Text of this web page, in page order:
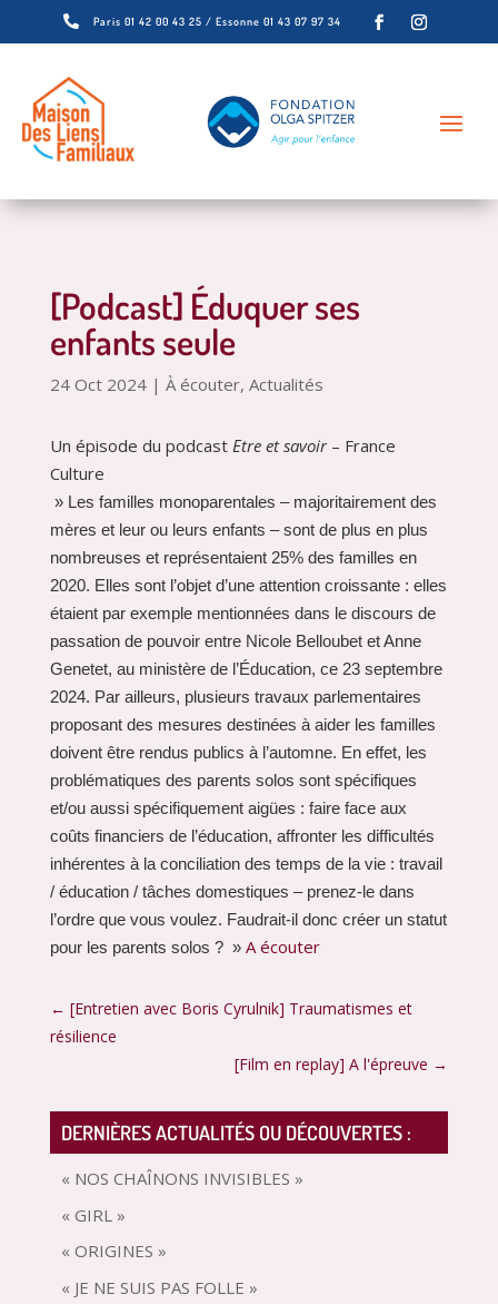
 Paris 01 42 00 43 25 / Essonne 01 43 07 97 34
[Podcast] Éduquer ses
enfants seule
24 Oct 2024| À écouter, Actualités
Un épisode du podcast Etre et savoir– France
Culture
» Les familles monoparentales – majoritairement des
mères et leur ou leurs enfants – sont de plus en plus
nombreuses et représentaient 25% des familles en
2020. Elles sont l’objet d’une attention croissante : elles
étaient par exemple mentionnées dans le discours de
passation de pouvoir entre Nicole Belloubet et Anne
Genetet, au ministère de l’Éducation, ce 23 septembre
2024. Par ailleurs, plusieurs travaux parlementaires
proposant des mesures destinées à aider les familles
doivent être rendus publics à l’automne. En effet, les
problématiques des parents solos sont spécifiques
et/ou aussi spécifiquement aigües : faire face aux
coûts financiers de l’éducation, affronter les difficultés
inhérentes à la conciliation des temps de la vie : travail
/ éducation / tâches domestiques – prenez-le dans
l’ordre que vous voulez. Faudrait-il donc créer un statut
pour les parents solos ? » A écouter
← [Entretien avec Boris Cyrulnik] Traumatismes et
résilience
[Film en replay] A l'épreuve →
DERNIÈRES ACTUALITÉS OU DÉCOUVERTES :
« NOS CHAÎNONS INVISIBLES »
« GIRL »
« ORIGINES »
« JE NE SUIS PAS FOLLE »